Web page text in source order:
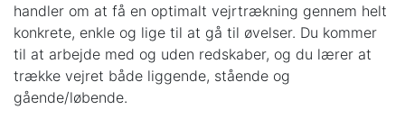
handler om at få en optimalt vejrtrækning gennem helt
konkrete, enkle og lige til at gå til øvelser. Du kommer
til at arbejde med og uden redskaber, og du lærer at
trække vejret både liggende, stående og
gående/løbende.